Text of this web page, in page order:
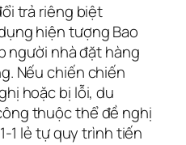
trả riêng biệt
hiện tượng Bao
người nhà đặt hàng
Nếu chiến chiến
hoặc bị lỗi, du
thuộc thể đề nghị
1 lẻ tự quy trình tiến